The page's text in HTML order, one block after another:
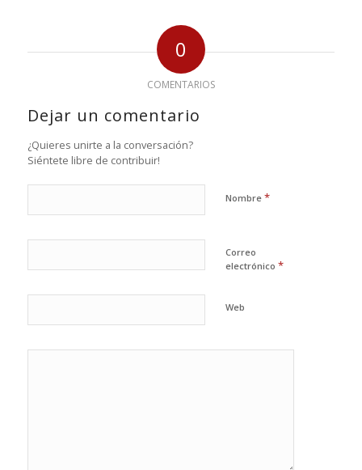
0
COMENTARIOS
Dejar un comentario
¿Quieres unirte a la conversación?
Siéntete libre de contribuir!
Nombre *
Correo
electrónico *
Web